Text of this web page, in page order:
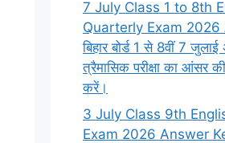
7 July Class 1 to 8th
Quarterly Exam 2026
बिहार बोर्ड 1 से 8वीं 7
त्रैमासिक परीक्षा का आंसर
करें।
3 July Class 9th
Exam 2026 Answer